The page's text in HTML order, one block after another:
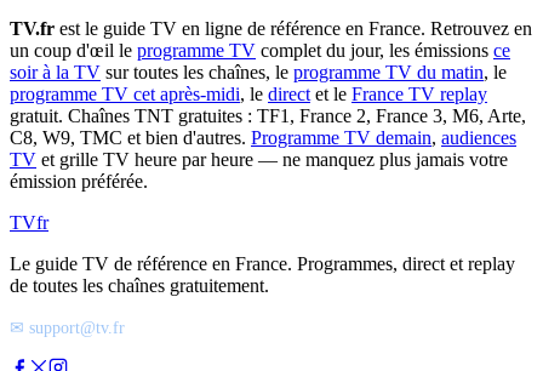
TV.fr est le guide TV en ligne de référence en France. Retrouvez en
un coup d'œil le programme TV complet du jour, les émissions ce
soir à la TV sur toutes les chaînes, le programme TV du matin, le
programme TV cet après-midi, le direct et le France TV replay
gratuit. Chaînes TNT gratuites : TF1, France 2, France 3, M6, Arte,
C8, W9, TMC et bien d'autres. Programme TV demain, audiences
TV et grille TV heure par heure — ne manquez plus jamais votre
émission préférée.
TVfr
Le guide TV de référence en France. Programmes, direct et replay
de toutes les chaînes gratuitement.
✉ support@tv.fr